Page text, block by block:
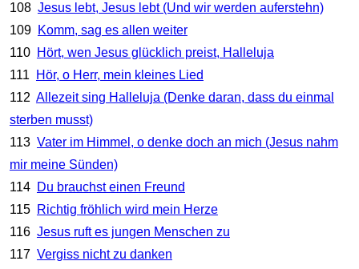
108 Jesus lebt, Jesus lebt (Und wir werden auferstehn)
109 Komm, sag es allen weiter
110 Hört, wen Jesus glücklich preist, Halleluja
111
Hör, o Herr, mein kleines Lied
112 Allezeit sing Halleluja (Denke daran, dass du einmal
sterben musst)
113 Vater im Himmel, o denke doch an mich (Jesus nahm
mir meine Sünden)
114 Du brauchst einen Freund
115 Richtig fröhlich wird mein Herze
116 Jesus ruft es jungen Menschen zu
117 Vergiss nicht zu danken